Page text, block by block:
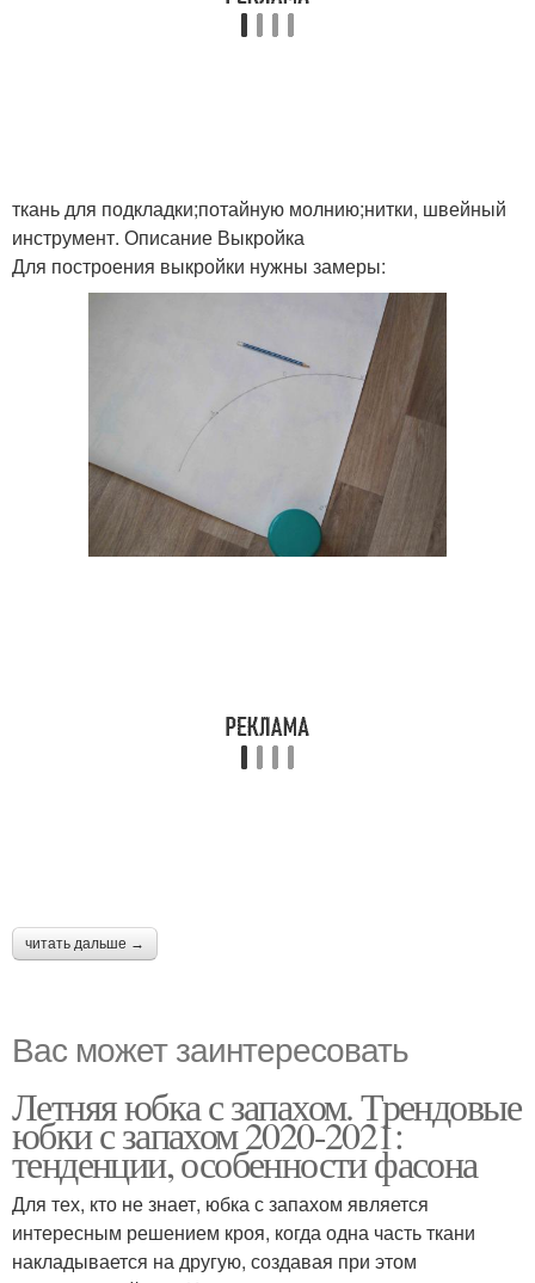
ткань для подкладки;потайную молнию;нитки, швейный
инструмент. Описание Выкройка
Для построения выкройки нужны замеры:
читать дальше →
Вас может заинтересовать
Летняя юбка с запахом. Трендовые
юбки с запахом 2020-2021:
тенденции, особенности фасона
Для тех, кто не знает, юбка с запахом является
интересным решением кроя, когда одна часть ткани
накладывается на другую, создавая при этом